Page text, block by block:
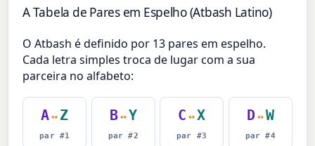
A Tabela de Pares em Espelho (Atbash Latino)
O Atbash é definido por 13 pares em espelho.
Cada letra simples troca de lugar com a sua
parceira no alfabeto:
A↔ Z
par #1
B↔Y
par #2
C ↔X
par #3
D↔W
par #4